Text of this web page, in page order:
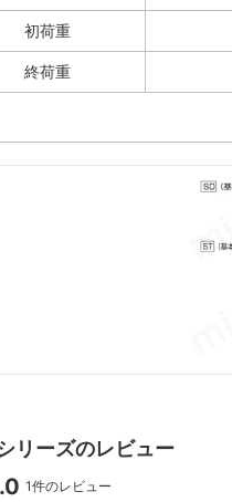
初荷重
終荷重
リーズのレビュー
4
1件のレビュー